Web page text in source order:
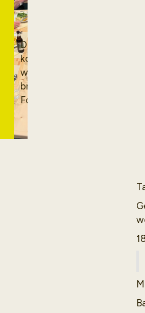
Oost!
De dagen worden
korter, het
winterseizoen
breekt aan. Bij De
Folks gloeit de
gesprek en een